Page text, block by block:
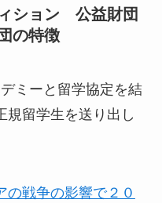
ション 公益財団
の特徴
ミーと留学協定を結
規留学生を送り出し
の戦争の影響で２０